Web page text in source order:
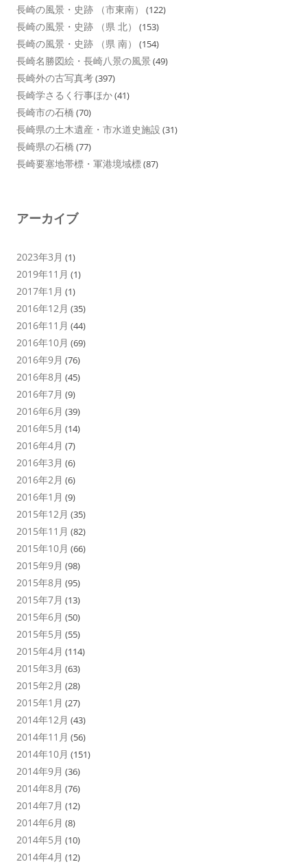
長崎の風景・史跡 （市東南） (122)
長崎の風景・史跡 （県 北） (153)
長崎の風景・史跡 （県 南） (154)
長崎名勝図絵・長崎八景の風景 (49)
長崎外の古写真考(397)
長崎学さるく行事ほか(41)
長崎市の石橋 (70)
長崎県の土木遺産・市水道史施設 (31)
長崎県の石橋 (77)
長崎要塞地帯標・軍港境域標(87)
アーカイブ
2023年3月 (1)
2019年11月 (1)
2017年1月 (1)
2016年12月 (35)
2016年11月 (44)
2016年10月 (69)
2016年9月 (76)
2016年8月 (45)
2016年7月 (9)
2016年6月 (39)
2016年5月 (14)
2016年4月 (7)
2016年3月 (6)
2016年2月 (6)
2016年1月 (9)
2015年12月 (35)
2015年11月 (82)
2015年10月 (66)
2015年9月 (98)
2015年8月 (95)
2015年7月 (13)
2015年6月 (50)
2015年5月 (55)
2015年4月 (114)
2015年3月 (63)
2015年2月 (28)
2015年1月 (27)
2014年12月 (43)
2014年11月 (56)
2014年10月 (151)
2014年9月 (36)
2014年8月 (76)
2014年7月 (12)
2014年6月 (8)
2014年5月 (10)
2014年4月 (12)